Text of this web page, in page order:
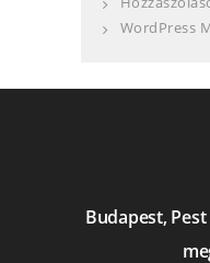
WordPress
Budapest,